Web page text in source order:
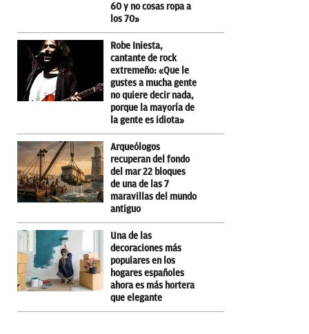
60 y no cosas ropa a
los 70»
Robe Iniesta,
cantante de rock
extremeño: «Que le
gustes a mucha gente
no quiere decir nada,
porque la mayoría de
la gente es idiota»
Arqueólogos
recuperan del fondo
del mar 22 bloques
de una de las 7
maravillas del mundo
antiguo
Una de las
decoraciones más
populares en los
hogares españoles
ahora es más hortera
que elegante